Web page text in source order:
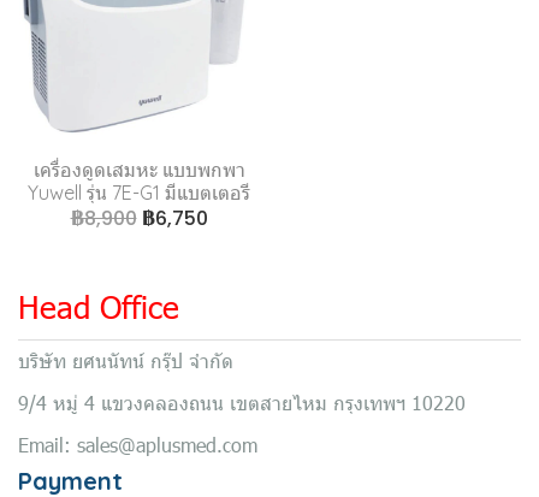
เครื่องดูดเสมหะ แบบพกพา
Yuwell รุ่น 7E-G1 มีแบตเตอรี
฿8,900 ฿6,750
Head Office
บริษัท ยศนนัทน์ กรุ๊ป จำกัด
9/4 หมู่ 4 แขวงคลองถนน เขตสายไหม กรุงเทพฯ 10220
Email: sales@aplusmed.com
Payment